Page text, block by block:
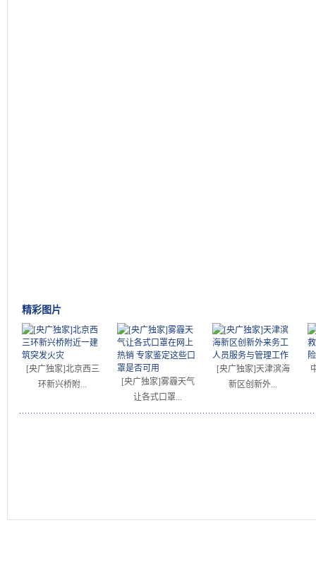
精彩图片
[央广独家]北京西三
环新兴桥附...
[央广独家]雾霾天气
让各式口罩...
[央广独家]天津滨海
新区创新外...